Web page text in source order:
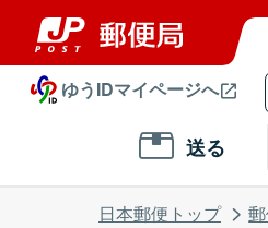
ゆうIDマイページへ
送る
日本郵便トップ